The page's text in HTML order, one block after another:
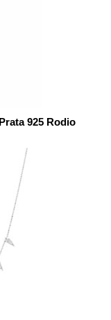
925 Rodio